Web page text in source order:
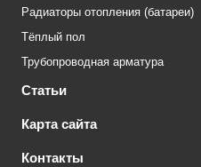
Радиаторы отопления (батареи)
Тёплый пол
Трубопроводная арматура
Статьи
Карта сайта
Контакты